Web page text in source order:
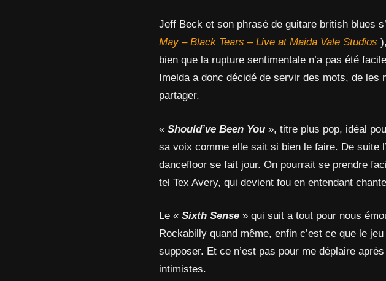
Jeff Beck et son phrasé de guitare british blues
May – Black Tears – Live at Maida Vale Studios
bien que la rupture sentimentale n’a pas été
Imelda a donc décidé de servir des mots, de les
partager.
«Should’ve Been You », titre plus pop, idéal
sa voix comme elle sait si bien le faire. De suite
dancefloor se fait jour. On pourrait se prendre
tel Tex Avery, qui devient fou en entendant
Le «Sixth Sense » qui suit a tout pour nous
Rockabilly quand même, enfin c’est ce que le
supposer. Et ce n’est pas pour me déplaire
intimistes.